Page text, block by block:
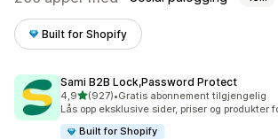
Built for Shopify
Sami B2B Lock,Password Protect
4,9av 5 stjerner
(927)
Totalt 927 omtaler
•Gratis abonnement tilgjengelig
Lås opp eksklusive sider, priser og produkter
Built for Shopify